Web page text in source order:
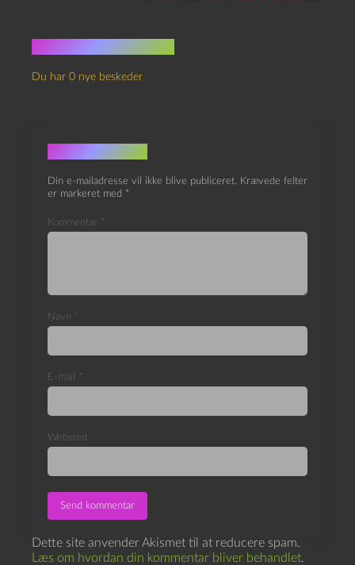
Du har 0 nye beskeder
Skriv et svar
Din e-mailadresse vil ikke blive publiceret. Krævede felter
er markeret med *
Kommentar *
Navn *
E-mail *
Websted
Dette site anvender Akismet til at reducere spam.
Læs om hvordan din kommentar bliver behandlet.